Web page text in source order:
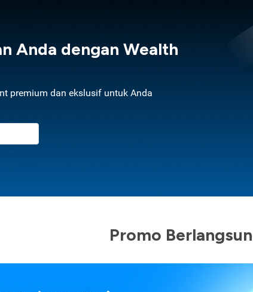
Anda dengan Wealth
premium dan ekslusif untuk Anda
Promo